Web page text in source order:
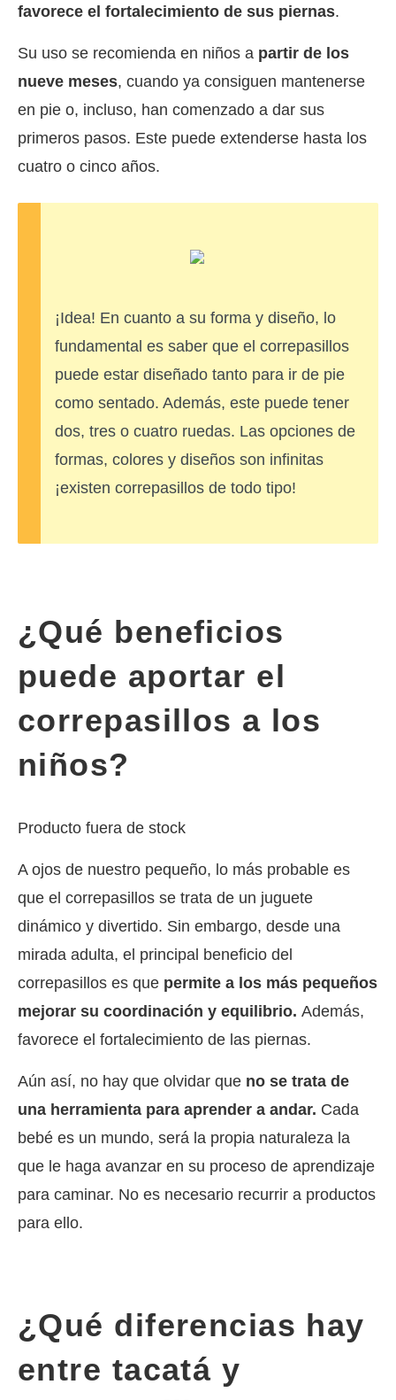
favorece el fortalecimiento de sus piernas.
Su uso se recomienda en niños a partir de los
nueve meses, cuando ya consiguen mantenerse
en pie o, incluso, han comenzado a dar sus
primeros pasos. Este puede extenderse hasta los
cuatro o cinco años.
¡Idea! En cuanto a su forma y diseño, lo
fundamental es saber que el correpasillos
puede estar diseñado tanto para ir de pie
como sentado. Además, este puede tener
dos, tres o cuatro ruedas. Las opciones de
formas, colores y diseños son infinitas
¡existen correpasillos de todo tipo!
¿Qué beneficios
puede aportar el
correpasillos a los
niños?
Producto fuera de stock
A ojos de nuestro pequeño, lo más probable es
que el correpasillos se trata de un juguete
dinámico y divertido. Sin embargo, desde una
mirada adulta, el principal beneficio del
correpasillos es que permite a los más pequeños
mejorar su coordinación y equilibrio. Además,
favorece el fortalecimiento de las piernas.
Aún así, no hay que olvidar que no se trata de
una herramienta para aprender a andar. Cada
bebé es un mundo, será la propia naturaleza la
que le haga avanzar en su proceso de aprendizaje
para caminar. No es necesario recurrir a productos
para ello.
¿Qué diferencias hay
entre tacatá y